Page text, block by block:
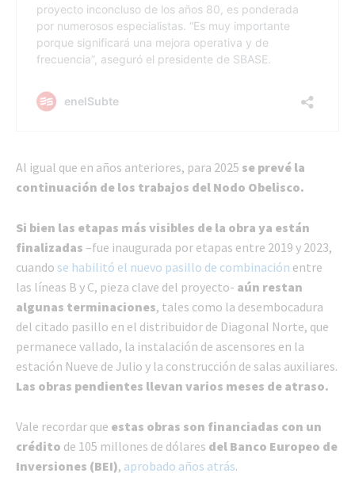
Al igual que en años anteriores, para 2025 se prevé la
continuación de los trabajos del Nodo Obelisco.
Si bien las etapas más visibles de la obra ya están
finalizadas –fue inaugurada por etapas entre 2019 y 2023,
cuando se habilitó el nuevo pasillo de combinación entre
las líneas B y C, pieza clave del proyecto- aún restan
algunas terminaciones, tales como la desembocadura
del citado pasillo en el distribuidor de Diagonal Norte, que
permanece vallado, la instalación de ascensores en la
estación Nueve de Julio y la construcción de salas auxiliares.
Las obras pendientes llevan varios meses de atraso.
Vale recordar que estas obras son financiadas con un
crédito de 105 millones de dólares del Banco Europeo de
Inversiones (BEI), aprobado años atrás.